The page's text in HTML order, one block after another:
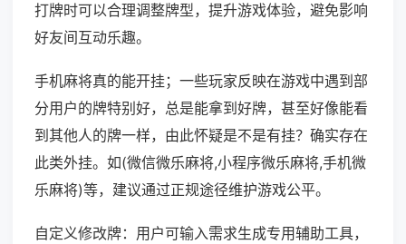
打牌时可以合理调整牌型，提升游戏体验，避免影响
好友间互动乐趣。
手机麻将真的能开挂；一些玩家反映在游戏中遇到部
分用户的牌特别好，总是能拿到好牌，甚至好像能看
到其他人的牌一样，由此怀疑是不是有挂？确实存在
此类外挂。如(微信微乐麻将,小程序微乐麻将,手机微
乐麻将)等，建议通过正规途径维护游戏公平。
自定义修改牌：用户可输入需求生成专用辅助工具，